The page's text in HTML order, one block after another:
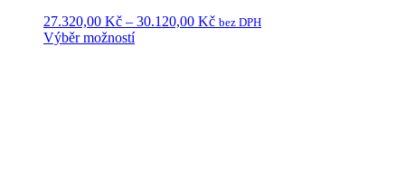
27.320,00 Kč – 30.120,00 Kč bez DPH
Výběr možností